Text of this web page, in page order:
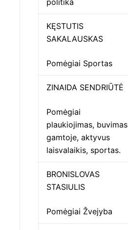
politika
KĘSTUTIS
SAKALAUSKAS
Pomėgiai Sportas
ZINAIDA SENDRIŪTĖ
Pomėgiai
plaukiojimas, buvimas
gamtoje, aktyvus
laisvalaikis, sportas.
BRONISLOVAS
STASIULIS
Pomėgiai Žvejyba